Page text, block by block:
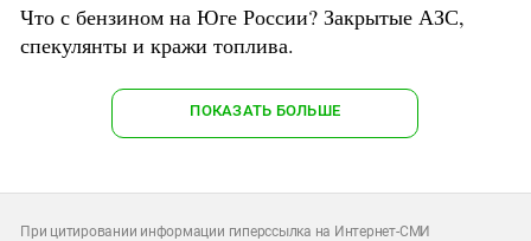
Что с бензином на Юге России? Закрытые АЗС,
спекулянты и кражи топлива.
ПОКАЗАТЬ БОЛЬШЕ
При цитировании информации гиперссылка на Интернет-СМИ